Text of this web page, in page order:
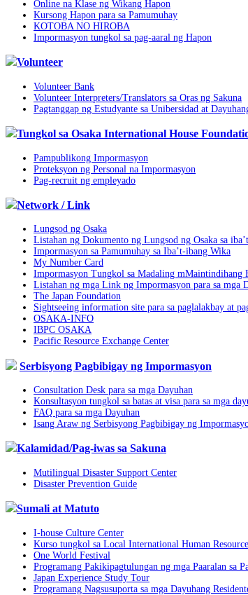
Online na Klase ng Wikang Hapon
Kursong Hapon para sa Pamumuhay
KOTOBA NO HIROBA
Impormasyon tungkol sa pag-aaral ng Hapon
Volunteer
Volunteer Bank
Volunteer Interpreters/Translators sa Oras ng Sakuna
Pagtanggap ng Estudyante sa Unibersidad at
Tungkol sa Osaka International House
Pampublikong Impormasyon
Proteksyon ng Personal na Impormasyon
Pag-recruit ng empleyado
Network / Link
Lungsod ng Osaka
Listahan ng Dokumento ng Lungsod ng Osaka sa
Impormasyon sa Pamumuhay sa Iba’t-ibang Wika
My Number Card
Impormasyon Tungkol sa Madaling mMaintindihang
Listahan ng mga Link ng Impormasyon para sa mga
The Japan Foundation
Sightseeing information site para sa paglalakbay at
OSAKA-INFO
IBPC OSAKA
Pacific Resource Exchange Center
Serbisyong Pagbibigay ng Impormasyon
Consultation Desk para sa mga Dayuhan
Konsultasyon tungkol sa batas at visa para sa mga
FAQ para sa mga Dayuhan
Isang Araw ng Serbisyong Pagbibigay ng
Kalamidad/Pag-iwas sa Sakuna
Mutilingual Disaster Support Center
Disaster Prevention Guide
Sumali at Matuto
I-house Culture Center
Kurso tungkol sa Local International Human
One World Festival
Programang Pakikipagtulungan ng mga Paaralan sa
Japan Experience Study Tour
Programang Nagsusuporta sa mga Dayuhang